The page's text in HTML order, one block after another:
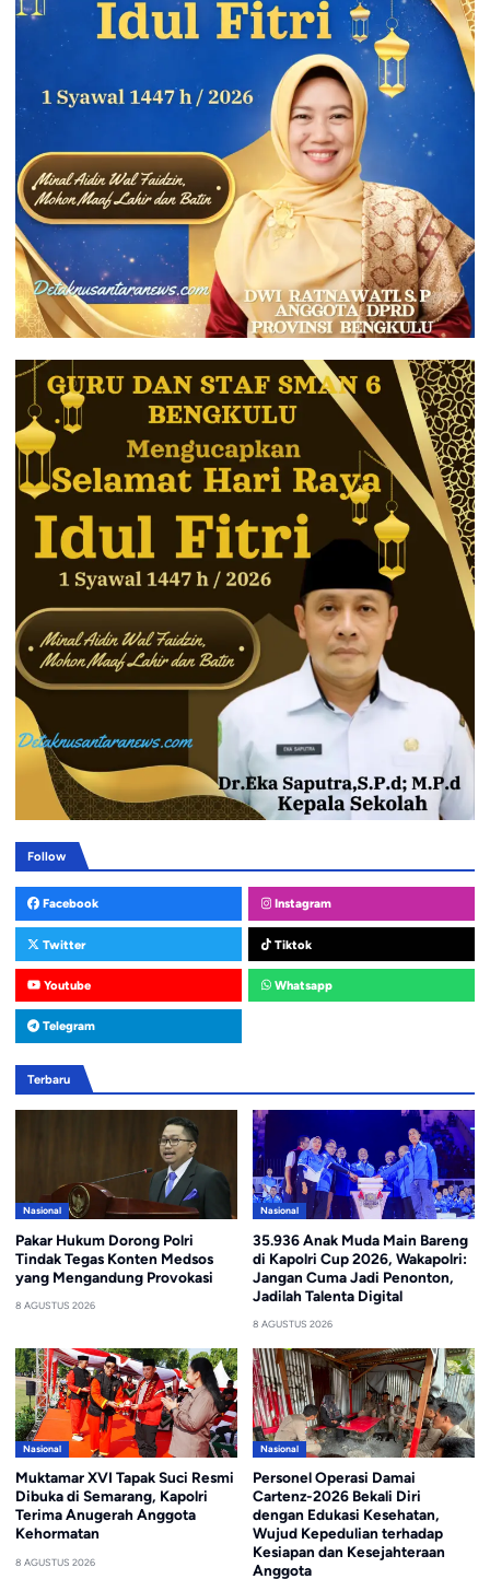
Follow
Facebook Instagram
Twitter Tiktok
Youtube Whatsapp
Telegram
Terbaru
Nasional
Pakar Hukum Dorong Polri
Tindak Tegas Konten Medsos
yang Mengandung Provokasi
8 AGUSTUS 2026
Nasional
35.936 Anak Muda Main Bareng
di Kapolri Cup 2026, Wakapolri:
Jangan Cuma Jadi Penonton,
Jadilah Talenta Digital
8 AGUSTUS 2026
Nasional
Muktamar XVI Tapak Suci Resmi
Dibuka di Semarang, Kapolri
Terima Anugerah Anggota
Kehormatan
8 AGUSTUS 2026
Nasional
Personel Operasi Damai
Cartenz-2026 Bekali Diri
dengan Edukasi Kesehatan,
Wujud Kepedulian terhadap
Kesiapan dan Kesejahteraan
Anggota